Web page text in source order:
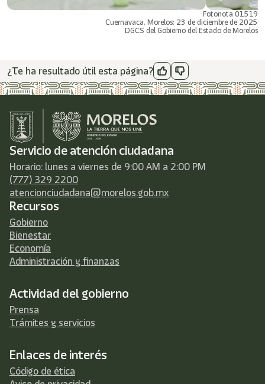
Fotonota 01519
Cuernavaca, Morelos; 23 de diciembre de 2025
DGCS del Gobierno del Estado de Morelos
¿Te ha resultado útil esta página?
Servicio de atención ciudadana
Horario: lunes a viernes de 9:00 AM a 2:00 PM
(777) 329 2200
atencionciudadana@morelos.gob.mx
Recursos
Gobierno
Bienestar
Economía
Administración y finanzas
Actividad del gobierno
Prensa
Trámites y servicios
Enlaces de interés
Código de ética